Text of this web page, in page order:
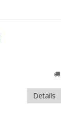
Details